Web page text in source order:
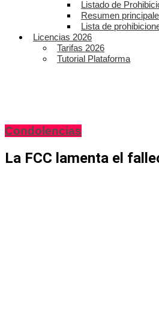
Listado de
Resumen
Lista de
Licencias 2026
Tarifas 2026
Tutorial Plataforma
Condolencias
La FCC lamenta el